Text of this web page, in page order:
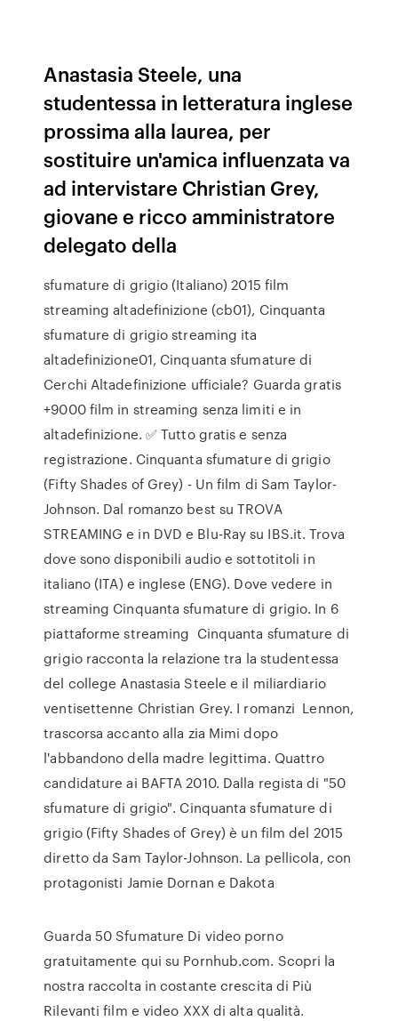
Anastasia Steele, una
studentessa in letteratura inglese
prossima alla laurea, per
sostituire un'amica influenzata va
ad intervistare Christian Grey,
giovane e ricco amministratore
delegato della
sfumature di grigio (Italiano) 2015 film
streaming altadefinizione (cb01), Cinquanta
sfumature di grigio streaming ita
altadefinizione01, Cinquanta sfumature di
Cerchi Altadefinizione ufficiale? Guarda gratis
+9000 film in streaming senza limiti e in
altadefinizione. ✅ Tutto gratis e senza
registrazione. Cinquanta sfumature di grigio
(Fifty Shades of Grey) - Un film di Sam Taylor-
Johnson. Dal romanzo best su TROVA
STREAMING e in DVD e Blu-Ray su IBS.it. Trova
dove sono disponibili audio e sottotitoli in
italiano (ITA) e inglese (ENG). Dove vedere in
streaming Cinquanta sfumature di grigio. In 6
piattaforme streaming Cinquanta sfumature di
grigio racconta la relazione tra la studentessa
del college Anastasia Steele e il miliardiario
ventisettenne Christian Grey. I romanzi Lennon,
trascorsa accanto alla zia Mimi dopo
l'abbandono della madre legittima. Quattro
candidature ai BAFTA 2010. Dalla regista di "50
sfumature di grigio". Cinquanta sfumature di
grigio (Fifty Shades of Grey) è un film del 2015
diretto da Sam Taylor-Johnson. La pellicola, con
protagonisti Jamie Dornan e Dakota
Guarda 50 Sfumature Di video porno
gratuitamente qui su Pornhub.com. Scopri la
nostra raccolta in costante crescita di Più
Rilevanti film e video XXX di alta qualità.